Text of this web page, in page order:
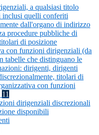
a qualsiasi titolo
quelli conferiti
dall'organo di indirizzo
procedure pubbliche di
di posizione
con funzioni dirigenziali (da
tabelle che distinguano le
dirigenti, dirigenti
titolari di
con funzioni
11
dirigenziali discrezionali
disponibili